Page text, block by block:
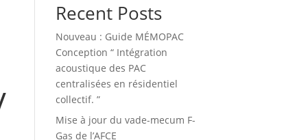
Recent Posts
Nouveau : Guide MÉMOPAC
Conception “ Intégration
acoustique des PAC
centralisées en résidentiel
collectif. ”
Mise à jour du vade-mecum F-
Gas de l’AFCE